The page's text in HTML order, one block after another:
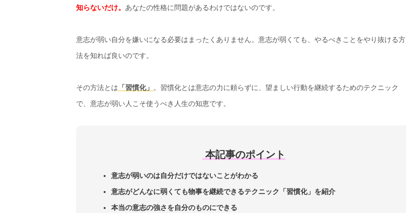
知らないだけ。 あなたの性格に問題があるわけではないのです。
意志が弱い自分を嫌いになる必要はまったくありません。意志が弱くても、やるべきことをやり抜ける方
法を知れば良いのです。
その方法とは 「習慣化」 。習慣化とは意志の力に頼らずに、望ましい行動を継続するためのテクニック
で、意志が弱い人こそ使うべき人生の知恵です。
本記事のポイント
意志が弱いのは自分だけではないことがわかる
意志がどんなに弱くても物事を継続できるテクニック「習慣化」を紹介
本当の意志の強さを自分のものにできる